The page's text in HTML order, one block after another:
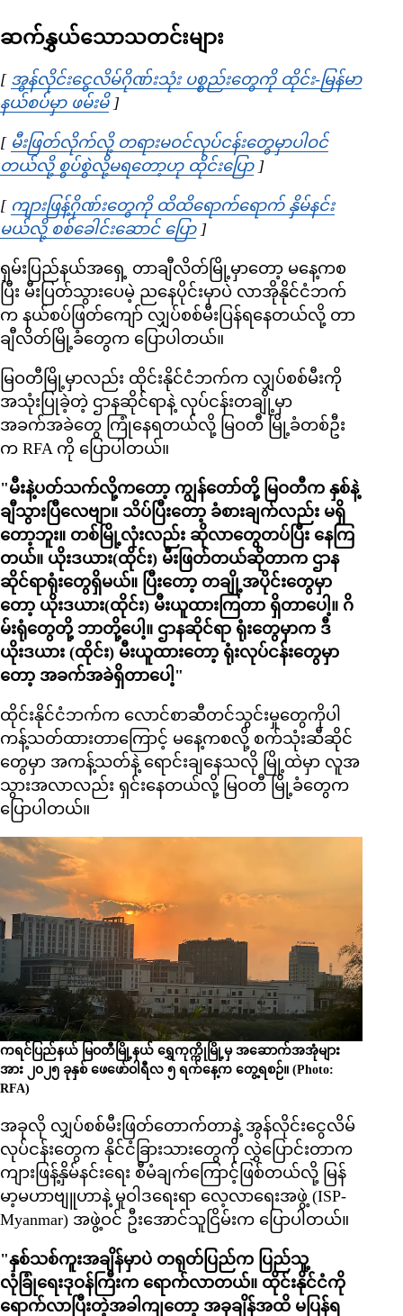
ဆက်နွှယ်သောသတင်းများ
[ အွန်လိုင်းငွေလိမ်ဂိုဏ်းသုံး ပစ္စည်းတွေကို ထိုင်း-မြန်မာ
နယ်စပ်မှာ ဖမ်းမိOpens in new window
]
[ မီးဖြတ်လိုက်လို့ တရားမဝင်လုပ်ငန်းတွေမှာပါဝင်
တယ်လို့ စွပ်စွဲလို့မရတော့ဟု ထိုင်းပြောOpens in new window
]
[ ကျားဖြန့်ဂိုဏ်းတွေကို ထိထိရောက်ရောက် နှိမ်နင်း
မယ်လို့ စစ်ခေါင်းဆောင် ပြောOpens in new window
]
ရှမ်းပြည်နယ်အရှေ့ တာချီလိတ်မြို့မှာတော့ မနေ့ကစ
ပြီး မီးပြတ်သွားပေမဲ့ ညနေပိုင်းမှာပဲ လာအိုနိုင်ငံဘက်
က နယ်စပ်ဖြတ်ကျော် လျှပ်စစ်မီးပြန်ရနေတယ်လို့ တာ
ချီလိတ်မြို့ခံတွေက ပြောပါတယ်။
မြဝတီမြို့မှာလည်း ထိုင်းနိုင်ငံဘက်က လျှပ်စစ်မီးကို
အသုံးပြုခဲ့တဲ့ ဌာနဆိုင်ရာနဲ့ လုပ်ငန်းတချို့မှာ
အခက်အခဲတွေ ကြုံနေရတယ်လို့ မြဝတီ မြို့ခံတစ်ဦး
က RFA ကို ပြောပါတယ်။
"မီးနဲ့ပတ်သက်လို့ကတော့ ကျွန်တော်တို့ မြဝတီက နှစ်နဲ့
ချီသွားပြီလေဗျာ။ သိပ်ပြီးတော့ ခံစားချက်လည်း မရှိ
တော့ဘူး။ တစ်မြို့လုံးလည်း ဆိုလာတွေတပ်ပြီး နေကြ
တယ်။ ယိုးဒယား(ထိုင်း) မီးဖြတ်တယ်ဆိုတာက ဌာန
ဆိုင်ရာရုံးတွေရှိမယ်။ ပြီးတော့ တချို့အပိုင်းတွေမှာ
တော့ ယိုးဒယား(ထိုင်း) မီးယူထားကြတာ ရှိတာပေါ့။ ဂိ
မ်းရုံတွေတို့ ဘာတို့ပေါ့။ ဌာနဆိုင်ရာ ရုံးတွေမှာက ဒီ
ယိုးဒယား (ထိုင်း) မီးယူထားတော့ ရုံးလုပ်ငန်းတွေမှာ
တော့ အခက်အခဲရှိတာပေါ့"
ထိုင်းနိုင်ငံဘက်က လောင်စာဆီတင်သွင်းမှုတွေကိုပါ
ကန့်သတ်ထားတာကြောင့် မနေ့ကစလို့ စက်သုံးဆီဆိုင်
တွေမှာ အကန့်သတ်နဲ့ ရောင်းချနေသလို မြို့ထဲမှာ လူအ
သွားအလာလည်း ရှင်းနေတယ်လို့ မြဝတီ မြို့ခံတွေက
ပြောပါတယ်။
ကရင်ပြည်နယ် မြဝတီမြို့နယ် ရွှေကုက္ကိုမြို့မှ အဆောက်အအုံများ
အား ၂၀၂၅ ခုနှစ် ဖေဖော်ဝါရီလ ၅ ရက်နေ့က တွေ့ရစဉ်။ (Photo:
RFA)
အခုလို လျှပ်စစ်မီးဖြတ်တောက်တာနဲ့ အွန်လိုင်းငွေလိမ်
လုပ်ငန်းတွေက နိုင်ငံခြားသားတွေကို လွှဲပြောင်းတာက
ကျားဖြန့်နှိမ်နင်းရေး စီမံချက်ကြောင့်ဖြစ်တယ်လို့ မြန်
မာ့မဟာဗျူဟာနဲ့ မူဝါဒရေးရာ လေ့လာရေးအဖွဲ့ (ISP-
Myanmar) အဖွဲ့ဝင် ဦးအောင်သူငြိမ်းက ပြောပါတယ်။
"နှစ်သစ်ကူးအချိန်မှာပဲ တရုတ်ပြည်က ပြည်သူ့
လုံခြုံရေးဒုဝန်ကြီးက ရောက်လာတယ်။ ထိုင်းနိုင်ငံကို
ရောက်လာပြီးတဲ့အခါကျတော့ အခုချိန်အထိ မပြန်ရ